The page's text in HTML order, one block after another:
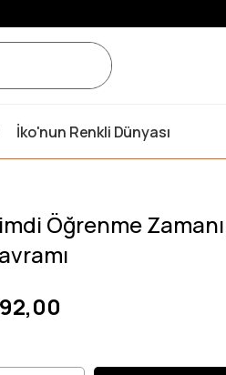
İko'nun Renkli Dünyası
Öğrenme